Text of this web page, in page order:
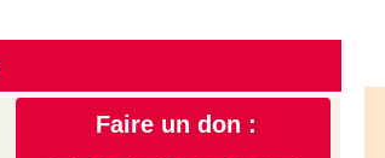
Faire un don :